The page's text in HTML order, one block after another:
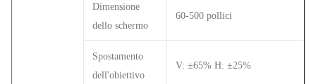
Dimensione
dello schermo
60-500 pollici
Spostamento
dell'obiettivo
V: ±65% H: ±25%